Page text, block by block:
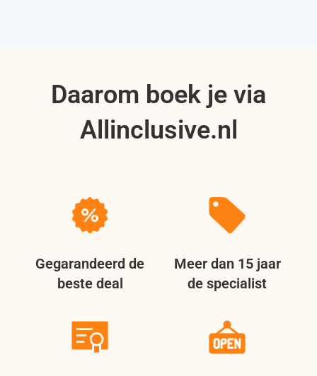
Daarom boek je via
Allinclusive.nl
Gegarandeerd de
beste deal
Meer dan 15 jaar
de specialist